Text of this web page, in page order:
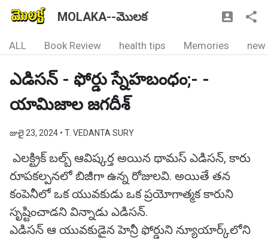
MOLAKA--మొలక
ALL Book Review health tips Memories new
ఎడిసన్ - ఫోర్డు స్నేహబంధం;- -
యామిజాల జగదీశ్
జులై 23, 2024 • T. VEDANTA SURY
ఎలక్ట్రిక్ బల్బ్ ఆవిష్కర్త అయిన థామస్ ఎడిసన్, కారు
రూపకల్పనలో బిజీగా ఉన్న రోజులవి. అయితే తన
కంపెనీలో ఒక యువకుడు ఒక ప్రయోగాత్మక కారుని
సృష్టించాడని విన్నాడు ఎడిసన్.
ఎడిసన్ ఆ యువకుడైన హెన్రీ ఫోర్డుని న్యూయార్క్‌లోని